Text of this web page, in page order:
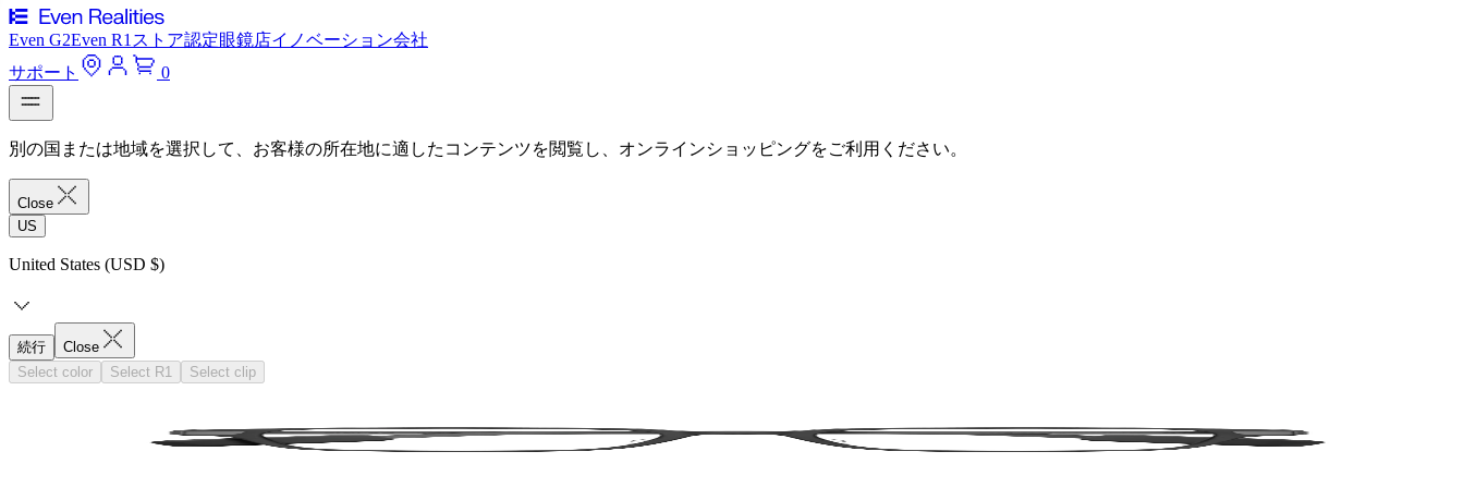
Even G2Even R1 ストア認定眼鏡店イノベーション会社
サポート
0
別の国または地域を選択して、お客様の所在地に適したコンテンツを閲覧し、オンラインショッピングをご利用ください。
Close
US
United States (USD $)
続行
Close
Select color
Select R1 Select clip